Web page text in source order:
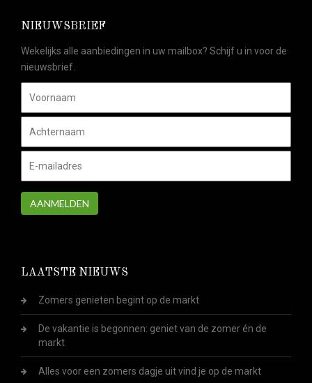
NIEUWSBRIEF
Wekelijks alle aanbiedingen in uw mailbox? Schijf u in voor de
nieuwsbrief.
AANMELDEN
LAATSTE NIEUWS
Zomers genieten begint op de markt
De vakantie is begonnen: geniet van de zomer én de
markt
Alles voor een zomers dagje uit vind je op de markt